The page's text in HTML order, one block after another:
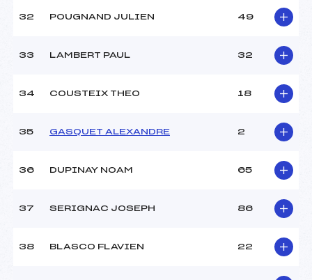
32 POUGNAND JULIEN 49
33 LAMBERT PAUL 32
34 COUSTEIX THEO 18
35 GASQUET ALEXANDRE 2
36 DUPINAY NOAM 65
37 SERIGNAC JOSEPH 86
38 BLASCO FLAVIEN 22